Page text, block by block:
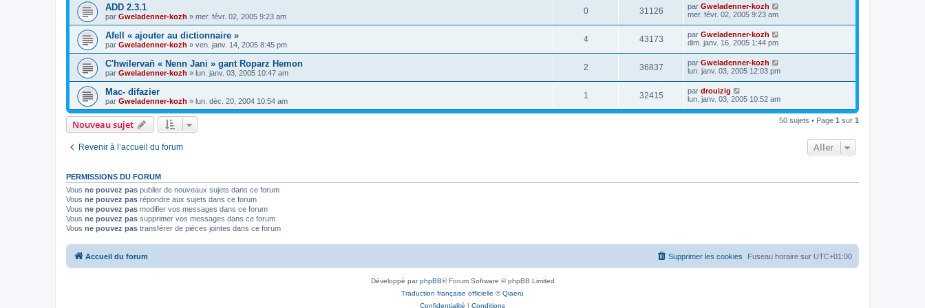
ADD 2.3.1
par Gweladenner-kozh » mer. févr. 02, 2005 9:23 am
0 31126 par Gweladenner-kozh
mer. févr. 02, 2005 9:23 am
Afell « ajouter au dictionnaire »
par Gweladenner-kozh » ven. janv. 14, 2005 8:45 pm
4 43173 par Gweladenner-kozh
dim. janv. 16, 2005 1:44 pm
C'hwilervañ « Nenn Jani » gant Roparz Hemon
par Gweladenner-kozh » lun. janv. 03, 2005 10:47 am
2 36837 par Gweladenner-kozh
lun. janv. 03, 2005 12:03 pm
Mac- difazier
par Gweladenner-kozh » lun. déc. 20, 2004 10:54 am
1 32415 par drouizig
lun. janv. 03, 2005 10:52 am
Nouveau sujet 50 sujets • Page 1 sur 1
Revenir à l’accueil du forum Aller
PERMISSIONS DU FORUM
Vous ne pouvez pas publier de nouveaux sujets dans ce forum
Vous ne pouvez pas répondre aux sujets dans ce forum
Vous ne pouvez pas modifier vos messages dans ce forum
Vous ne pouvez pas supprimer vos messages dans ce forum
Vous ne pouvez pas transférer de pièces jointes dans ce forum
Accueil du forum Fuseau horaire sur UTC+01:00
Supprimer les cookies
Développé parphpBB® Forum Software © phpBB Limited
Traduction française officielle ©Qiaeru
Confidentialité | Conditions